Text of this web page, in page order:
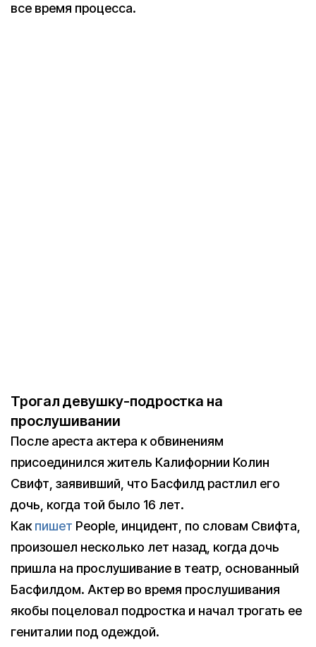
все время процесса.
Трогал девушку-подростка на
прослушивании
После ареста актера к обвинениям
присоединился житель Калифорнии Колин
Свифт, заявивший, что Басфилд растлил его
дочь, когда той было 16 лет.
Какпишет People, инцидент, по словам Свифта,
произошел несколько лет назад, когда дочь
пришла на прослушивание в театр, основанный
Басфилдом. Актер во время прослушивания
якобы поцеловал подростка и начал трогать ее
гениталии под одеждой.